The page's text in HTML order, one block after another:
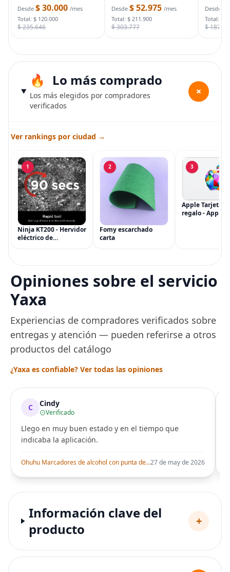
con funda de
Desde $ 30.000 /mes
Total: $ 120.000
$ 235.646
seguridad del hogar,
cámara de vigilancia
Desde $ 52.975 /mes
Total: $ 211.900
$ 303.777
bolsa
Desde
Total: $
$
Lo más comprado
Los más elegidos por compradores
verificados
+
Ver rankings por ciudad →
1
Ninja KT200 - Hervidor
eléctrico de
ajuste de temperatura
de Acero
2
Fomy escarchado
carta
3
Apple Tarjeta
regalo - App
Opiniones sobre el servicio
Yaxa
Experiencias de compradores verificados sobre
entregas y atención — pueden referirse a otros
productos del catálogo
¿Yaxa es confiable? Ver todas las opiniones
C Cindy
Verificado
Llego en muy buen estado y en el tiempo que
indicaba la aplicación.
Ohuhu Marcadores de alcohol con punta de pincel – Juego de marcadores artísticos de doble punta con certificación AP para artistas adultos27 de may de 2026
Información clave del
producto
+